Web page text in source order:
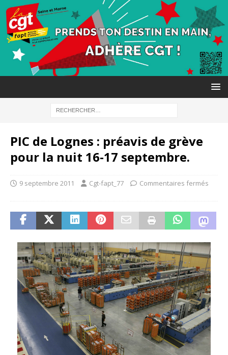
PIC de Lognes : préavis de grève
pour la nuit 16-17 septembre.
9 septembre 2011 Cgt-fapt_77 Commentaires fermés